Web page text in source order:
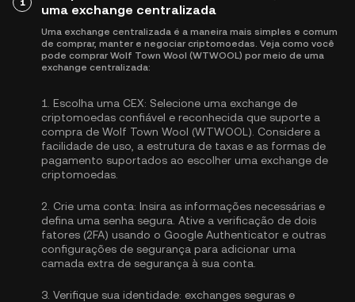
uma exchange centralizada
Uma exchange centralizada é a maneira mais simples e comum
de comprar, manter e negociar criptomoedas. Veja como você
pode comprar Wolf Town Wool (WTWOOL) por meio de uma
exchange centralizada:
1. Escolha uma CEX: Selecione uma exchange de
criptomoedas confiável e reconhecida que suporte a
compra de Wolf Town Wool (WTWOOL). Considere a
facilidade de uso, a estrutura de taxas e as formas de
pagamento suportados ao escolher uma exchange de
criptomoedas.
2. Crie uma conta: Insira as informações necessárias e
defina uma senha segura. Ative a verificação de dois
fatores (2FA) usando o Google Authenticator e outras
configurações de segurança para adicionar uma
camada extra de segurança à sua conta.
3. Verifique sua identidade: exchanges seguras e